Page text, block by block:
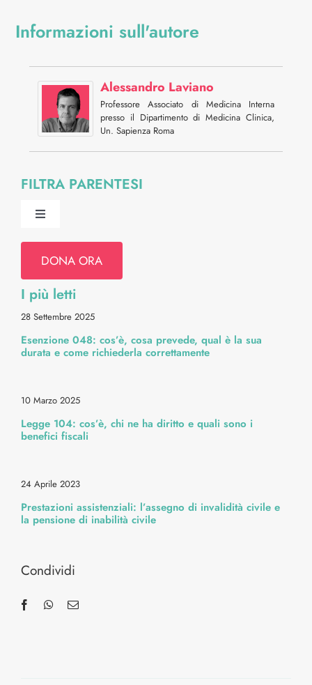
Informazioni sull'autore
Alessandro Laviano
Professore Associato di Medicina Interna
presso il Dipartimento di Medicina Clinica,
Un. Sapienza Roma
FILTRA PARENTESI
Toggle
Diritti & Info Pratiche
Alimentazione & Ricette
Cura Corpo & Benessere
Energia & Movimento
Medicina & Dintorni
DONA ORA
I più letti
28 Settembre 2025
Esenzione 048: cos’è, cosa prevede, qual è la sua
durata e come richiederla correttamente
10 Marzo 2025
Legge 104: cos’è, chi ne ha diritto e quali sono i
benefici fiscali
24 Aprile 2023
Prestazioni assistenziali: l’assegno di invalidità civile e
la pensione di inabilità civile
Condividi